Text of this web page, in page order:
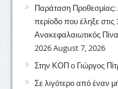
Παράταση
περίοδο που έληξε στις
Ανακεφαλαιωτικός
2026August 7, 2026
Στην ΚΟΠ ο Γιώργος
Σε λιγότερο από έναν